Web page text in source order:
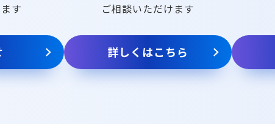
す
ご相談いただけます
詳しくはこちら